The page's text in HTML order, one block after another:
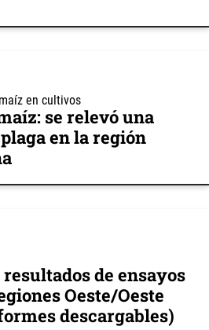
se relevó una
en la región
resultados de ensayos
Oeste/Oeste
descargables)